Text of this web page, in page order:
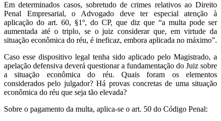
Em determinados casos, sobretudo de crimes relativos ao Direito
Penal Empresarial, o Advogado deve ter especial atenção à
aplicação do art. 60, §1º, do CP, que diz que “a multa pode ser
aumentada até o triplo, se o juiz considerar que, em virtude da
situação econômica do réu, é ineficaz, embora aplicada no máximo”.
Caso esse dispositivo legal tenha sido aplicado pelo Magistrado, a
apelação defensiva deverá questionar a fundamentação do Juiz sobre
a situação econômica do réu. Quais foram os elementos
considerados pelo julgador? Há provas concretas de uma situação
econômica do réu que seja tão elevada?
Sobre o pagamento da multa, aplica-se o art. 50 do Código Penal: